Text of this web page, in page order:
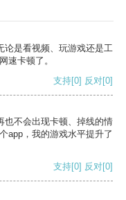
论是看视频、玩游戏还是工
速卡顿了。
支持[0] 反对[0]
也不会出现卡顿、掉线的情
app，我的游戏水平提升了
支持[0] 反对[0]